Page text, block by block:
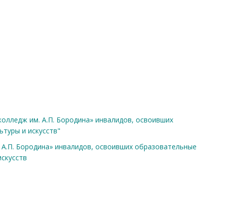
им. А.П. Бородина» инвалидов, освоивших
и искусств"
Бородина» инвалидов, освоивших образовательные